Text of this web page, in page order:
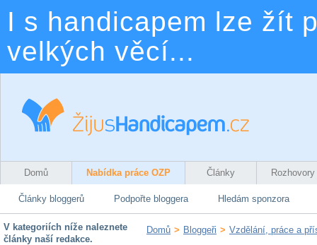
I s handicapem lze žít
velkých věcí...
Domů Nabídka práce OZP Články Rozhovory
Články bloggerů Podpořte bloggera Hledám sponzora
V kategoriích níže naleznete
články naší redakce.
Domů > Bloggeři > Vzdělání, práce a